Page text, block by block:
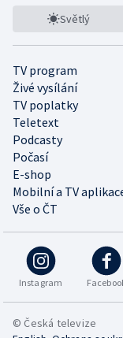
Světlý
TV program
Živé vysílání
TV poplatky
Teletext
Podcasty
Počasí
E-shop
Mobilní a TV
Vše o ČT
Instagram
© Česká televize